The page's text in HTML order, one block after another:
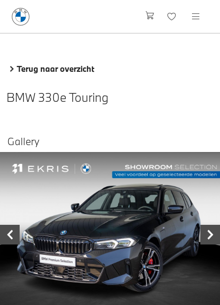
Terug naar overzicht
BMW 330e Touring
Gallery